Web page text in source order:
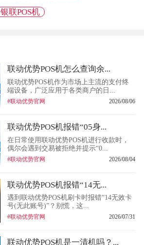
银联POS机
联动优势POS机怎么查询余...
联动优势POS机作为市场上主流的支付终
端设备，广泛应用于各类商户的日...
#联动优势官网 2026/08/06
联动优势POS机报错“05身...
在日常使用联动优势POS机进行收款时，
偶尔会遇到交易被拒绝并提示“0...
#联动优势官网 2026/08/04
联动优势POS机报错“14无...
遇到联动优势POS机刷卡时报错“14无效卡
号(无此账号)”？别慌，这...
#联动优势官网 2026/07/31
联动优势POS机是一清机吗？...